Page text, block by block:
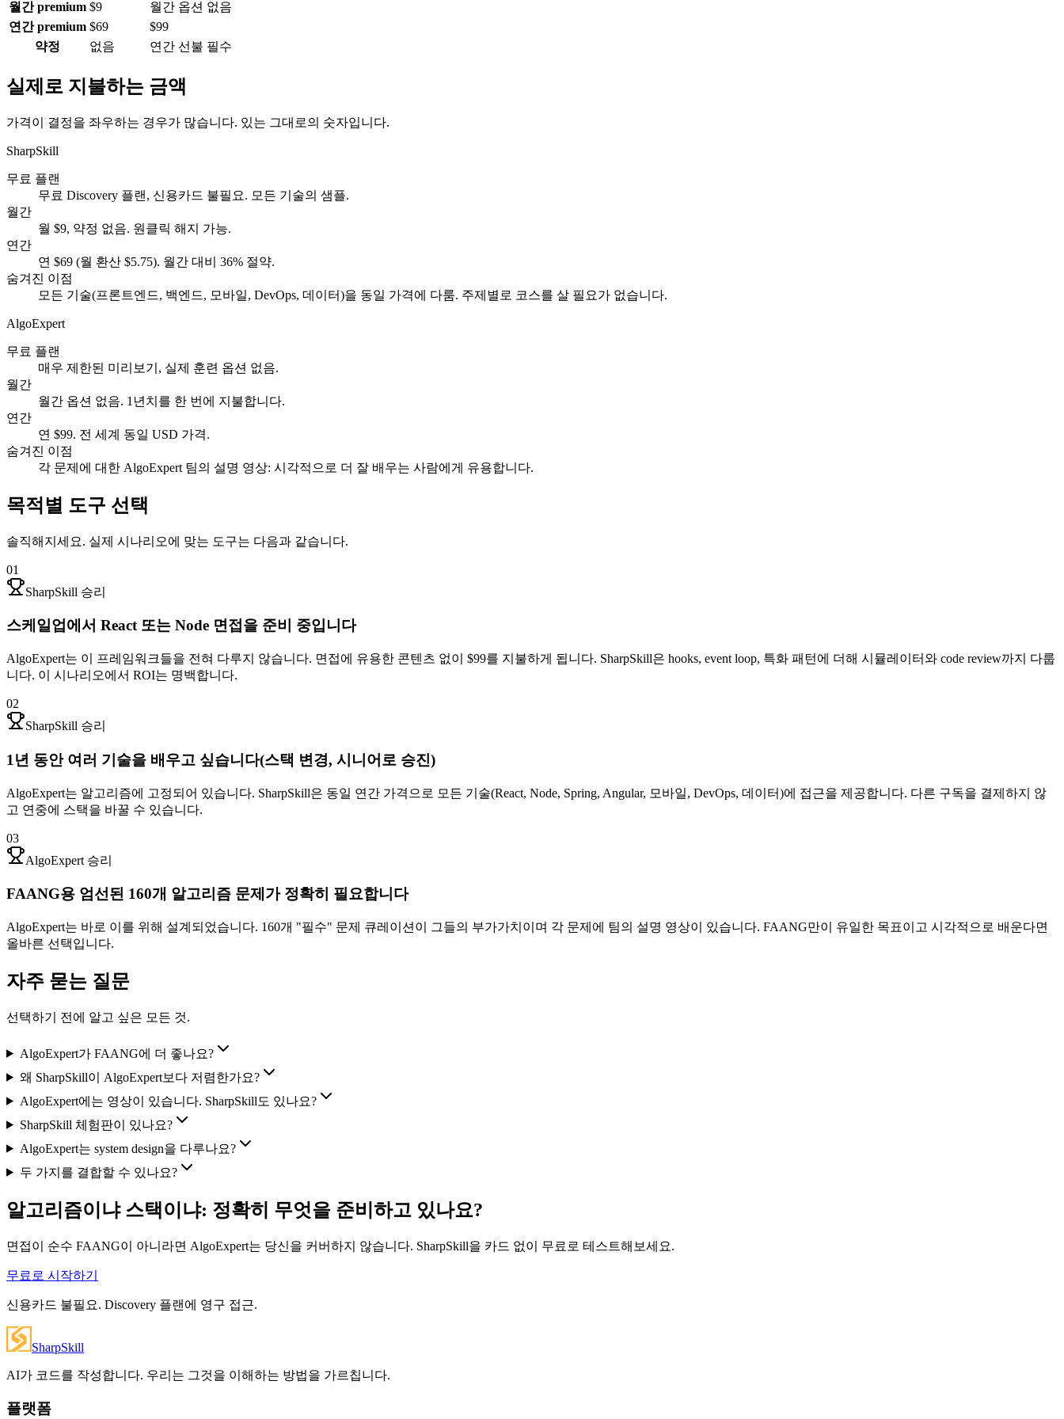
월간 premium $9
월간 옵션 없음
연간 premium $69
$99
약정
없음 연간 선불 필수
실제로 지불하는 금액
가격이 결정을 좌우하는 경우가 많습니다. 있는 그대로의 숫자입니다.
SharpSkill
무료 플랜
무료 Discovery 플랜, 신용카드 불필요. 모든 기술의 샘플.
월간
월 $9, 약정 없음. 원클릭 해지 가능.
연간
연 $69 (월 환산 $5.75). 월간 대비 36% 절약.
숨겨진 이점
모든 기술(프론트엔드, 백엔드, 모바일, DevOps, 데이터)을 동일 가격에 다룸. 주제별로 코스를 살 필요가 없습니다.
AlgoExpert
무료 플랜
매우 제한된 미리보기, 실제 훈련 옵션 없음.
월간
월간 옵션 없음. 1년치를 한 번에 지불합니다.
연간
연 $99. 전 세계 동일 USD 가격.
숨겨진 이점
각 문제에 대한 AlgoExpert 팀의 설명 영상: 시각적으로 더 잘 배우는 사람에게 유용합니다.
목적별 도구 선택
솔직해지세요. 실제 시나리오에 맞는 도구는 다음과 같습니다.
01
SharpSkill 승리
스케일업에서 React 또는 Node 면접을 준비 중입니다
AlgoExpert는 이 프레임워크들을 전혀 다루지 않습니다. 면접에 유용한 콘텐츠 없이 $99를 지불하게 됩니다. SharpSkill은 hooks, event loop, 특화 패턴에 더해 시뮬레이터와 code review까지 다룹
니다. 이 시나리오에서 ROI는 명백합니다.
02
SharpSkill 승리
1년 동안 여러 기술을 배우고 싶습니다(스택 변경, 시니어로 승진)
AlgoExpert는 알고리즘에 고정되어 있습니다. SharpSkill은 동일 연간 가격으로 모든 기술(React, Node, Spring, Angular, 모바일, DevOps, 데이터)에 접근을 제공합니다. 다른 구독을 결제하지 않
고 연중에 스택을 바꿀 수 있습니다.
03
AlgoExpert 승리
FAANG용 엄선된 160개 알고리즘 문제가 정확히 필요합니다
AlgoExpert는 바로 이를 위해 설계되었습니다. 160개 "필수" 문제 큐레이션이 그들의 부가가치이며 각 문제에 팀의 설명 영상이 있습니다. FAANG만이 유일한 목표이고 시각적으로 배운다면
올바른 선택입니다.
자주 묻는 질문
선택하기 전에 알고 싶은 모든 것.
AlgoExpert가 FAANG에 더 좋나요?
왜 SharpSkill이 AlgoExpert보다 저렴한가요?
AlgoExpert에는 영상이 있습니다. SharpSkill도 있나요?
SharpSkill 체험판이 있나요?
AlgoExpert는 system design을 다루나요?
두 가지를 결합할 수 있나요?
알고리즘이냐 스택이냐: 정확히 무엇을 준비하고 있나요?
면접이 순수 FAANG이 아니라면 AlgoExpert는 당신을 커버하지 않습니다. SharpSkill을 카드 없이 무료로 테스트해보세요.
무료로 시작하기
신용카드 불필요. Discovery 플랜에 영구 접근.
SharpSkill
AI가 코드를 작성합니다. 우리는 그것을 이해하는 방법을 가르칩니다.
플랫폼